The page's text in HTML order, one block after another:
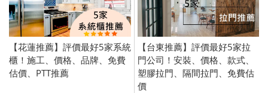
【花蓮推薦】評價最好5家系統
櫃！施工、價格、品牌、免費
估價、PTT推薦
【台東推薦】評價最好5家拉
門公司！安裝、價格、款式、
塑膠拉門、隔間拉門、免費估
價